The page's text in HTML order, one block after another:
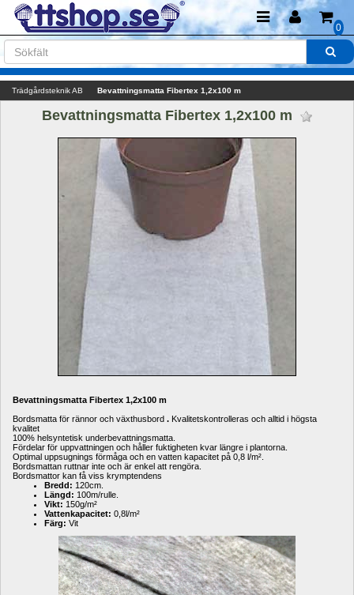
0
Trädgårdsteknik AB Bevattningsmatta Fibertex 1,2x100 m
Bevattningsmatta Fibertex 1,2x100 m
Bevattningsmatta Fibertex 1,2x100 m
Bordsmatta för rännor och växthusbord . Kvalitetskontrolleras och alltid i högsta
kvalitet
100% helsyntetisk underbevattningsmatta.
Fördelar för uppvattningen och håller fuktigheten kvar längre i plantorna.
Optimal uppsugnings förmåga och en vatten kapacitet på 0,8 l/m².
Bordsmattan ruttnar inte och är enkel att rengöra.
Bordsmattor kan få viss krymptendens
Bredd: 120cm.
Längd: 100m/rulle.
Vikt: 150g/m²
Vattenkapacitet: 0,8l/m²
Färg: Vit